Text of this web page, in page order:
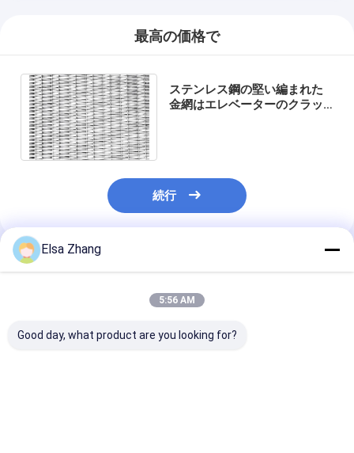
最高の価格で
ステンレス鋼の堅い編まれた
金網はエレベーターのクラッ
続行
推薦されたプロダクト
Elsa Zhang
5:56 AM
Good day, what product are you looking for?